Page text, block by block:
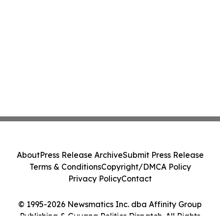
© 1995-2026 Newsmatics Inc. dba Affinity Group
Publishing & Guyana Politics Dispatch. All Rights
AboutPress Release ArchiveSubmit Press Release
Terms & ConditionsCopyright/DMCA Policy
Privacy PolicyContact